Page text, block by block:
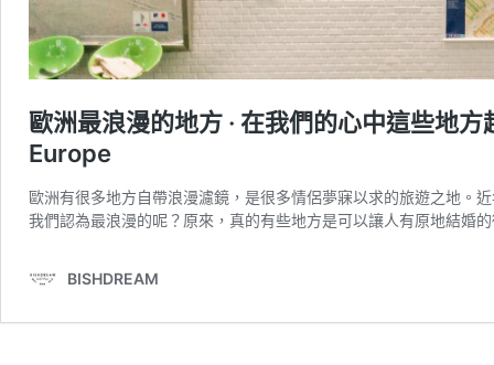
歐洲最浪漫的地方 · 在我們的心中這些地
Europe
歐洲有很多地方自帶浪漫濾鏡，是很多情侶夢寐以求的旅遊之地。
我們認為最浪漫的呢？原來，真的有些地方是可以讓人有原地結婚
BISHDREAM